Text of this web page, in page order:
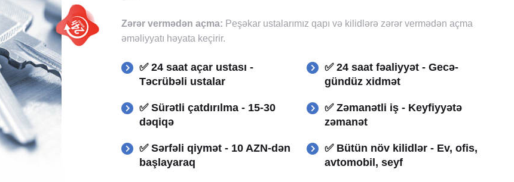
Zərər vermədən açma: Peşəkar ustalarımız qapı və kilidlərə zərər vermədən açma
əməliyyatı həyata keçirir.
✅ 24 saat açar ustası -
Təcrübəli ustalar
✅ 24 saat fəaliyyət - Gecə-
gündüz xidmət
✅ Sürətli çatdırılma - 15-30
dəqiqə
✅ Zəmanətli iş - Keyfiyyətə
zəmanət
✅ Sərfəli qiymət - 10 AZN-dən
başlayaraq
✅ Bütün növ kilidlər - Ev, ofis,
avtomobil, seyf